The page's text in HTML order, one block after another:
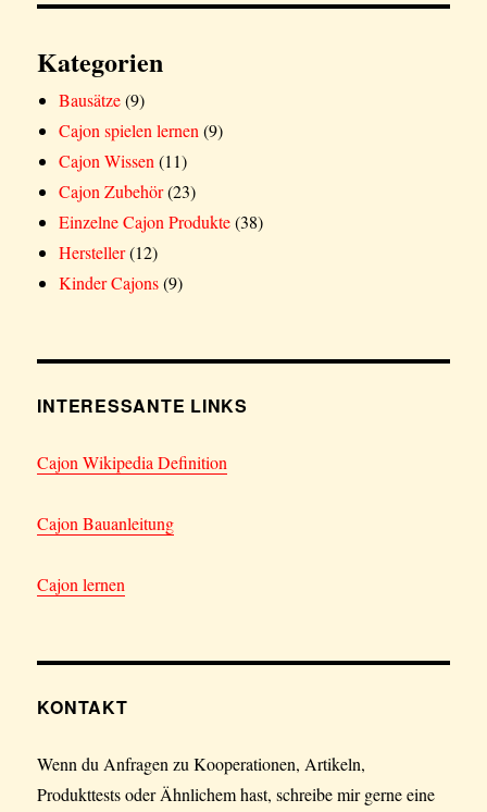
Kategorien
Bausätze(9)
Cajon spielen lernen(9)
Cajon Wissen(11)
Cajon Zubehör(23)
Einzelne Cajon Produkte(38)
Hersteller(12)
Kinder Cajons(9)
INTERESSANTE LINKS
Cajon Wikipedia Definition
Cajon Bauanleitung
Cajon lernen
KONTAKT
Wenn du Anfragen zu Kooperationen, Artikeln,
Produkttests oder Ähnlichem hast, schreibe mir gerne eine